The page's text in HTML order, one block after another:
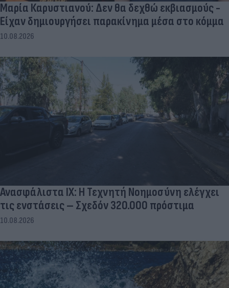
Μαρία Καρυστιανού: Δεν θα δεχθώ εκβιασμούς -
Είχαν δημιουργήσει παρακίνημα μέσα στο κόμμα
10.08.2026
Ανασφάλιστα ΙΧ: Η Τεχνητή Νοημοσύνη ελέγχει
τις ενστάσεις – Σχεδόν 320.000 πρόστιμα
10.08.2026